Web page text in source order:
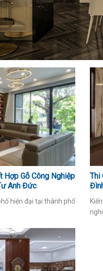
Hợp Gỗ Công Nghiệp
Anh Đức
hiện đại tại thành phố
Thi